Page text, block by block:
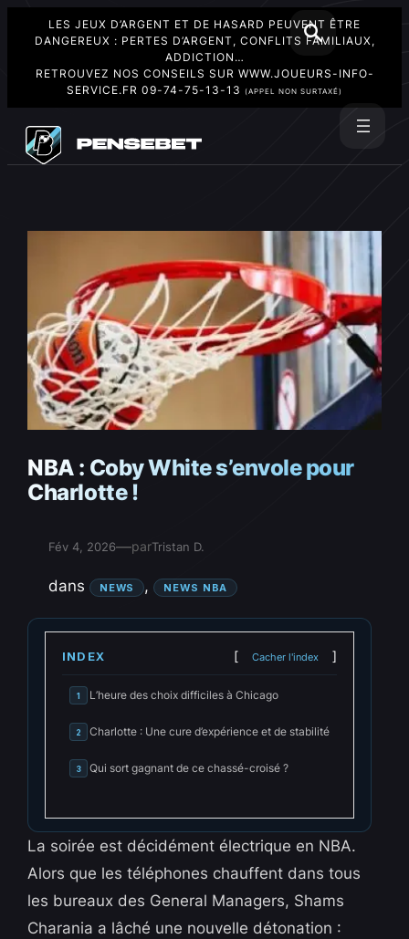
LES JEUX D’ARGENT ET DE HASARD PEUVENT ÊTRE
DANGEREUX : PERTES D’ARGENT, CONFLITS FAMILIAUX,
ADDICTION…
RETROUVEZ NOS CONSEILS SUR WWW.JOUEURS-INFO-
SERVICE.FR 09-74-75-13-13 (APPEL NON SURTAXÉ)
contenu
NBA : Coby White s’envole pour
Charlotte !
Fév 4, 2026—parTristan D.
dans NEWS , NEWS NBA
INDEX Cacher l'index
1 L’heure des choix difficiles à Chicago
2 Charlotte : Une cure d’expérience et de stabilité
3 Qui sort gagnant de ce chassé-croisé ?
La soirée est décidément électrique en NBA.
Alors que les téléphones chauffent dans tous
les bureaux des General Managers, Shams
Charania a lâché une nouvelle détonation :